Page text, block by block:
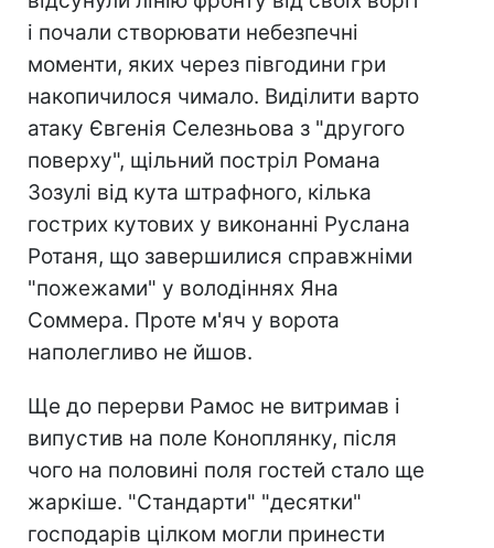
і почали створювати небезпечні
моменти, яких через півгодини гри
накопичилося чимало. Виділити варто
атаку Євгенія Селезньова з "другого
поверху", щільний постріл Романа
Зозулі від кута штрафного, кілька
гострих кутових у виконанні Руслана
Ротаня, що завершилися справжніми
"пожежами" у володіннях Яна
Соммера. Проте м'яч у ворота
наполегливо не йшов.
Ще до перерви Рамос не витримав і
випустив на поле Коноплянку, після
чого на половині поля гостей стало ще
жаркіше. "Стандарти" "десятки"
господарів цілком могли принести